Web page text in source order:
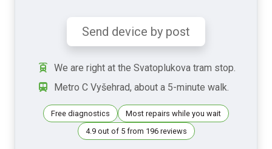
Send device by post
We are right at the Svatoplukova tram stop.
Metro C Vyšehrad, about a 5-minute walk.
Free diagnostics
Most repairs while you wait
4.9 out of 5 from 196 reviews